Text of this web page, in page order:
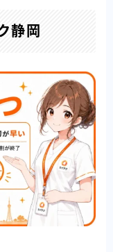
静岡